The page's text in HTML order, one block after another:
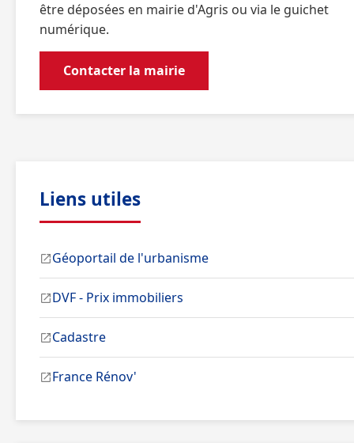
être déposées en mairie d'Agris ou via le guichet
numérique.
Contacter la mairie
Liens utiles
Géoportail de l'urbanisme
DVF - Prix immobiliers
Cadastre
France Rénov'